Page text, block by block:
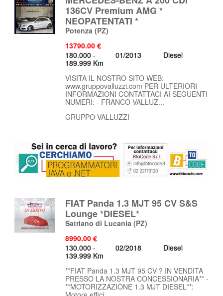
136CV Premium AMG *
NEOPATENTATI *
Potenza (PZ)
13790.00 €
180.000 -
189.999 Km
01/2013 Diesel
VISITA IL NOSTRO SITO WEB:
www.gruppovalluzzi.com PER ULTERIORI
INFORMAZIONI CONTATTACI AI SEGUENTI
NUMERI: - FRANCO VALLUZ...
GRUPPO VALLUZZI
FIAT Panda 1.3 MJT 95 CV S&S
Lounge *DIESEL*
Satriano di Lucania (PZ)
8990.00 €
130.000 -
139.999 Km
02/2018 Diesel
**FIAT Panda 1.3 MJT 95 CV ? IN VENDITA
PRESSO LA NOSTRA CONCESSIONARIA** -
**MOTORIZZAZIONE 1.3 MJT DIESEL**: